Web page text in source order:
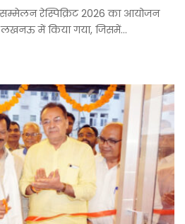
सम्मेलन रेस्पिक्रिट 2026 का आयोजन
लखनऊ में किया गया, जिसमें…